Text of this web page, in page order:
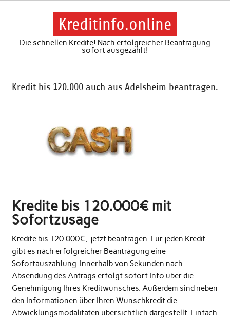
Skip
Kreditinfo.online
Die schnellen Kredite! Nach erfolgreicher Beantragung
sofort ausgezahlt!
Kredit bis 120.000 auch aus Adelsheim beantragen.
Kredite bis 120.000€ mit
Sofortzusage
Kredite bis 120.000€, jetzt beantragen. Für jeden Kredit
gibt es nach erfolgreicher Beantragung eine
Sofortauszahlung. Innerhalb von Sekunden nach
Absendung des Antrags erfolgt sofort Info über die
Genehmigung Ihres Kreditwunsches. Außerdem sind neben
den Informationen über Ihren Wunschkredit die
Abwicklungsmodalitäten übersichtlich dargestellt. Einfach